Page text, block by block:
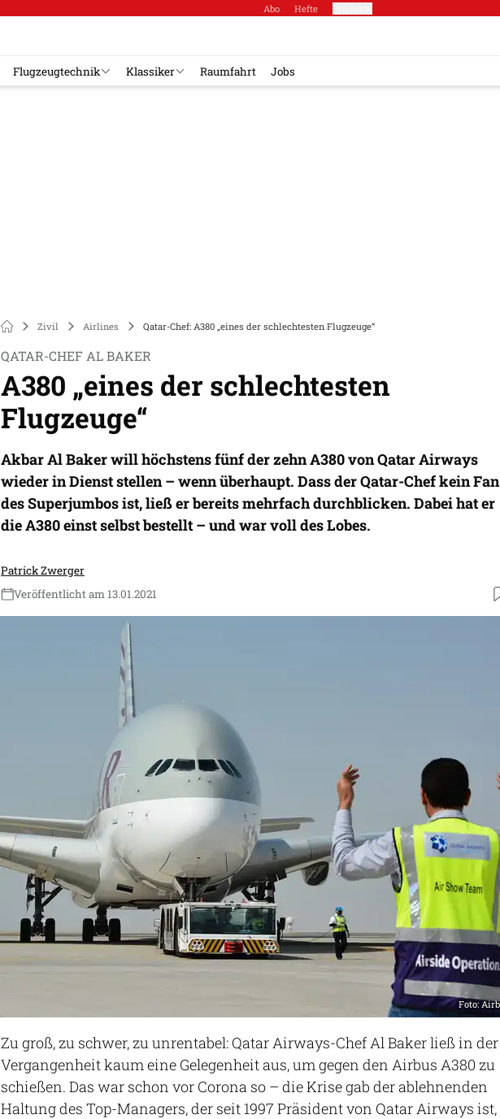
Abo Hefte
Flugzeugtechnik Klassiker Raumfahrt Jobs
Zivil Airlines Qatar-Chef: A380 „eines der schlechtesten Flugzeuge“
QATAR-CHEF AL BAKER
A380 „eines der schlechtesten
Flugzeuge“
Akbar Al Baker will höchstens fünf der zehn A380 von Qatar Airways
wieder in Dienst stellen – wenn überhaupt. Dass der Qatar-Chef kein Fan
des Superjumbos ist, ließ er bereits mehrfach durchblicken. Dabei hat er
die A380 einst selbst bestellt – und war voll des Lobes.
Patrick Zwerger
Veröffentlicht am 13.01.2021
Foto:
Zu groß, zu schwer, zu unrentabel: Qatar Airways-Chef Al Baker ließ in der
Vergangenheit kaum eine Gelegenheit aus, um gegen den Airbus A380 zu
schießen. Das war schon vor Corona so – die Krise gab der ablehnenden
Haltung des Top-Managers, der seit 1997 Präsident von Qatar Airways ist,